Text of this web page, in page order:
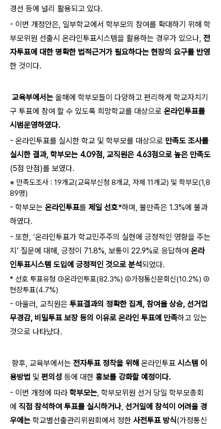
경선 등에 널리 활용되고 있다.
- 이번 개정안은, 일부학교에서 학부모의 참여를 확대하기 위해 학
부모위원 선출시 온라인투표시스템을 활용하는 경우가 있으나, 전
자투표에 대한 명확한 법적근거가 필요하다는 현장의 요구를 반영
한 것이다.
교육부에서는 올해에 학부모들이 다양하고 편리하게 학교자치기
구 투표에 참여 할 수 있도록 희망학교를 대상으로 온라인투표를
시범운영하였다.
- 온라인투표를 실시한 학교 및 학부모를 대상으로 만족도 조사를
실시한 결과, 학부모는 4.09점, 교직원은 4.63점으로 높은 만족도
(5점 만점)를 보였다.
※ 만족도조사 : 19개교(교육부신청 8개교, 자체 11개교) 및 학부모(1,8
89명)
- 학부모는 온라인투표를 제일 선호*하며, 불만족은 1.3%에 불과
하였다.
- 또한, ‘온라인투표가 학교민주주의 실현에 긍정적인 영향을 주는
지’ 질문에 대해, 긍정이 71.8%, 보통이 22.9%로 응답하여 온라
인투표시스템 도입에 긍정적인 것으로 분석되었다.
* 선호 투표유형 ①온라인투표(82.3%) ②가정통신문회신(10.2%) ③
현장투표(4.7%)
- 아울러, 교직원은 투표결과의 정확한 집계, 참여율 상승, 선거업
무경감, 비밀투표 보장 등의 이유로 온라인 투표에 만족하고 있는
것으로 나타났다.
향후, 교육부에서는 전자투표 정착을 위해 온라인투표 시스템 이
용방법 및 편의성 등에 대한 홍보를 강화할 예정이다.
- 이번 개정에 따라 학부모는, 학부모위원 선거 당일 학부모총회
에 직접 참석하여 투표를 실시하거나, 선거일에 참석이 어려울 경
우에는 학교별선출관리위원회에서 정한 사전투표 방식 (가정통신